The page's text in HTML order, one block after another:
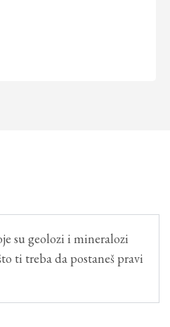
su geolozi i mineralozi
ti treba da postaneš pravi